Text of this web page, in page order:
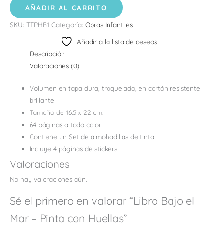
AÑADIR AL CARRITO
SKU: TTPHB1 Categoría: Obras Infantiles
Añadir a la lista de deseos
Descripción
Valoraciones (0)
Volumen en tapa dura, troquelado, en cartón resistente
brillante
Tamaño de 16.5 x 22 cm.
64 páginas a todo color
Contiene un Set de almohadillas de tinta
Incluye 4 páginas de stickers
Valoraciones
No hay valoraciones aún.
Sé el primero en valorar “Libro Bajo el
Mar – Pinta con Huellas”